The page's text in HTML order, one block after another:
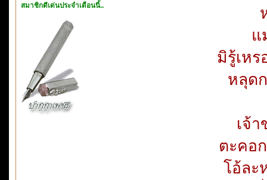
สมาชิกดีเด่นประจำเดือนนี้..
แ
มิรู้เห
หลุด
เจ้
ตะคอ
โอ้ละ